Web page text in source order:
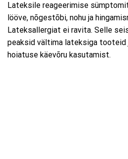
Lateksile reageerimise
lööve, nõgestõbi, nohu ja
Lateksallergiat ei ravita. Selle
peaksid vältima lateksiga tooteid
hoiatuse käevõru kasutamist.